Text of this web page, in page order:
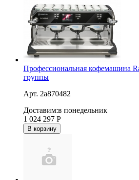
Профессиональная кофемашина
группы
Арт. 2a870482
Доставим:в понедельник
1 024 297 Р
В корзину